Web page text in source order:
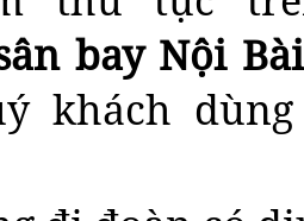
bay Nội Bài
khách